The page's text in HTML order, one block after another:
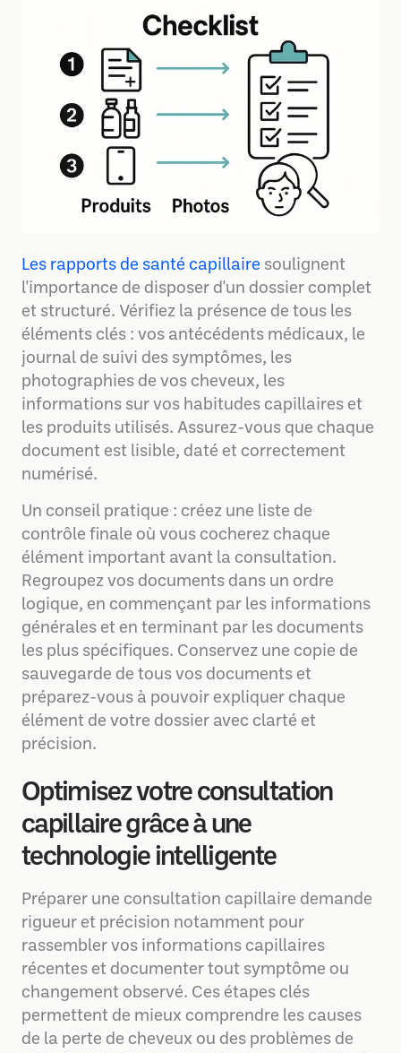
Les rapports de santé capillaire soulignent
l'importance de disposer d'un dossier complet
et structuré. Vérifiez la présence de tous les
éléments clés : vos antécédents médicaux, le
journal de suivi des symptômes, les
photographies de vos cheveux, les
informations sur vos habitudes capillaires et
les produits utilisés. Assurez-vous que chaque
document est lisible, daté et correctement
numérisé.
Un conseil pratique : créez une liste de
contrôle finale où vous cocherez chaque
élément important avant la consultation.
Regroupez vos documents dans un ordre
logique, en commençant par les informations
générales et en terminant par les documents
les plus spécifiques. Conservez une copie de
sauvegarde de tous vos documents et
préparez-vous à pouvoir expliquer chaque
élément de votre dossier avec clarté et
précision.
Optimisez votre consultation
capillaire grâce à une
technologie intelligente
Préparer une consultation capillaire demande
rigueur et précision notamment pour
rassembler vos informations capillaires
récentes et documenter tout symptôme ou
changement observé. Ces étapes clés
permettent de mieux comprendre les causes
de la perte de cheveux ou des problèmes de